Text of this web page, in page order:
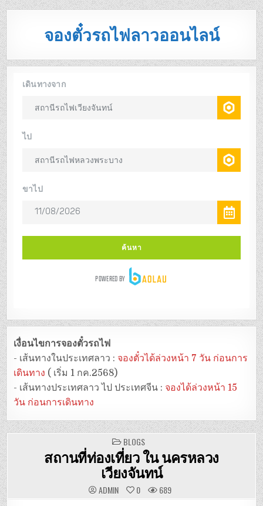
จองตั๋วรถไฟลาวออนไลน์
เงื่อนไขการจองตั๋วรถไฟ
- เส้นทางในประเทศลาว : จองตั๋วได้ล่วงหน้า 7 วัน ก่อนการ
เดินทาง ( เริ่ม 1 กค.2568)
- เส้นทางประเทศลาว ไป ประเทศจีน : จองได้ล่วงหน้า 15
วัน ก่อนการเดินทาง
POSTED
IN
BLOGS
สถานที่ท่องเที่ยว ใน นครหลวง
เวียงจันทน์
ADMIN 0 689